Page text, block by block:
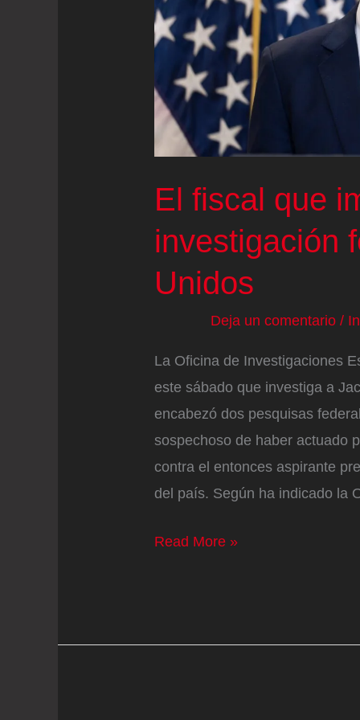
juicio
antimonopolio
El fiscal que
investigación
Unidos
Deja un comentario /
La Oficina de Investigaciones
este sábado que investiga a
encabezó dos pesquisas
sospechoso de haber actuado
contra el entonces aspirante
del país. Según ha indicado la
El
a
Read More »